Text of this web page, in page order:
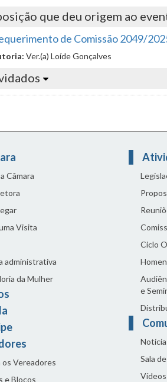
que deu origem ao
de Comissão 2049/
Ver.(a) Loíde Gonçalves
Câmara
Visita
administrativa
da Mulher
os Vereadores
e Blocos
Ciclo
e
Sala